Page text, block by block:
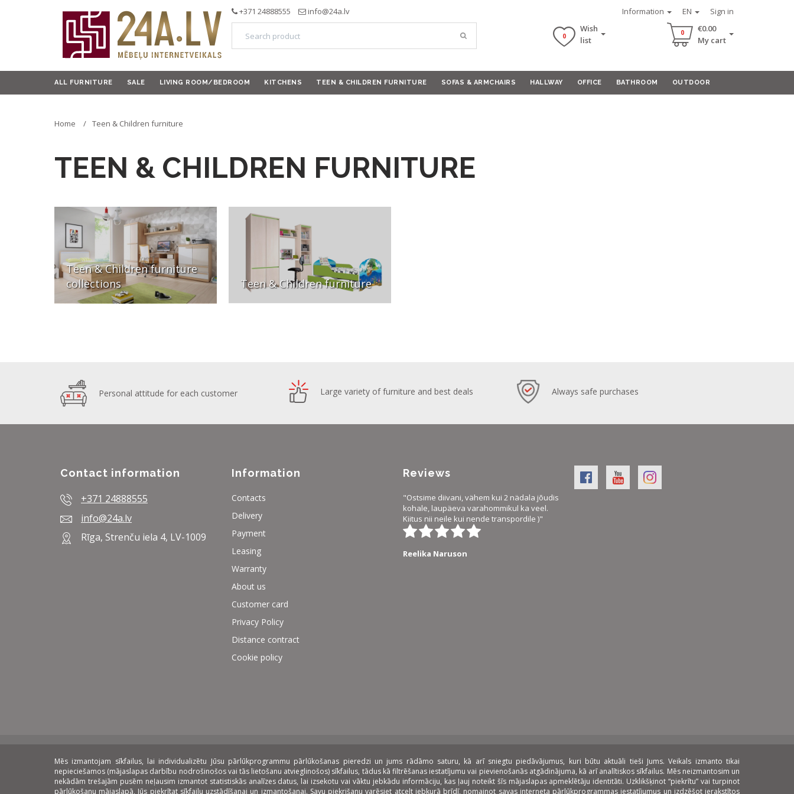
Information EN Sign in
+371 24888555 info@24a.lv
0
Wish
list
0
€0.00
My cart
ALL FURNITURE SALE LIVING ROOM/BEDROOM KITCHENS TEEN & CHILDREN FURNITURE SOFAS & ARMCHAIRS HALLWAY OFFICE BATHROOM OUTDOOR
Home Teen & Children furniture
TEEN & CHILDREN FURNITURE
Teen & Children furniture
collections
Teen & Children furniture
Mēs izmantojam sīkfailus, lai individualizētu Jūsu pārlūkprogrammu pārlūkošanas pieredzi un jums rādāmo saturu, kā arī sniegtu piedāvājumus, kuri būtu aktuāli tieši Jums. Veikals izmanto tikai
nepieciešamos (mājaslapas darbību nodrošinošos vai tās lietošanu atvieglinošos) sīkfailus, tādus kā filtrēšanas iestatījumu vai pievienošanās atgādinājuma, kā arī analītiskos sīkfailus. Mēs neizmantosim un
nekādām trešajām pusēm neļausim izmantot statistiskās analīzes datus, lai izsekotu vai vāktu jebkādu informāciju, kas ļauj noteikt šīs mājaslapas apmeklētāju identitāti. Uzklikšķinot “piekrītu” vai turpinot
pārlūkošanu mājaslapā, Jūs piekrītat sīkfailu uzstādīšanai un izmantošanai. Savu piekrišanu varēsiet atcelt jebkurā brīdī, nomainot savas interneta pārlūkprogrammas iestatījumus un izdzēšot ierakstītos
Personal attitude for each customer Large variety of furniture and best deals Always safe purchases
Contact information
+371 24888555
info@24a.lv
Rīga, Strenču iela 4, LV-1009
Information
Contacts
Delivery
Payment
Leasing
Warranty
About us
Customer card
Privacy Policy
Distance contract
Cookie policy
Reviews
"Ostsime diivani, vähem kui 2 nädala jõudis
kohale, laupäeva varahommikul ka veel.
Kiitus nii neile kui nende transpordile )"
Reelika Naruson
Payment methods: Delivery: On lease: